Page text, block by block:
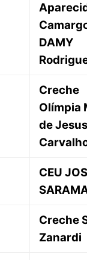
DAMY
Creche
Olímpia
de Jesus
CEU
Creche
Zanardi